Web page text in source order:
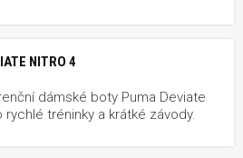
NITRO 4
dámské boty Puma Deviate
rychlé tréninky a krátké závody.